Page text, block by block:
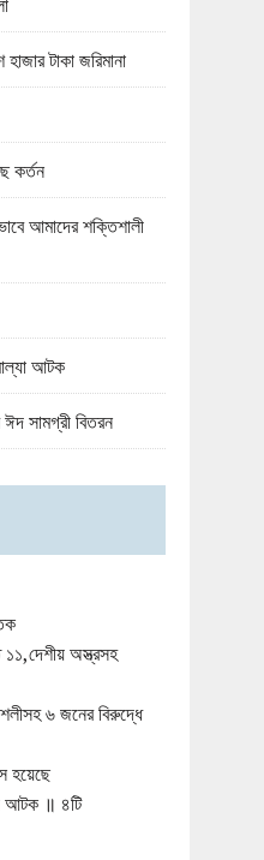
টাকা জরিমানা
কর্তন
আমাদের শক্তিশালী
আটক
সামগ্রী বিতরন
১১,দেশীয় অস্ত্রসহ
৬ জনের বিরুদ্ধে
হয়েছে
আটক ॥ ৪টি